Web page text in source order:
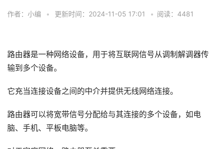
作者：小编 • 更新时间：2024-11-05 17:01 • 阅读：4481
路由器是一种网络设备，用于将互联网信号从调制解调器传
输到多个设备。
它充当连接设备之间的中介并提供无线网络连接。
路由器可以将宽带信号分配给与其连接的多个设备，如电
脑、手机、平板电脑等。